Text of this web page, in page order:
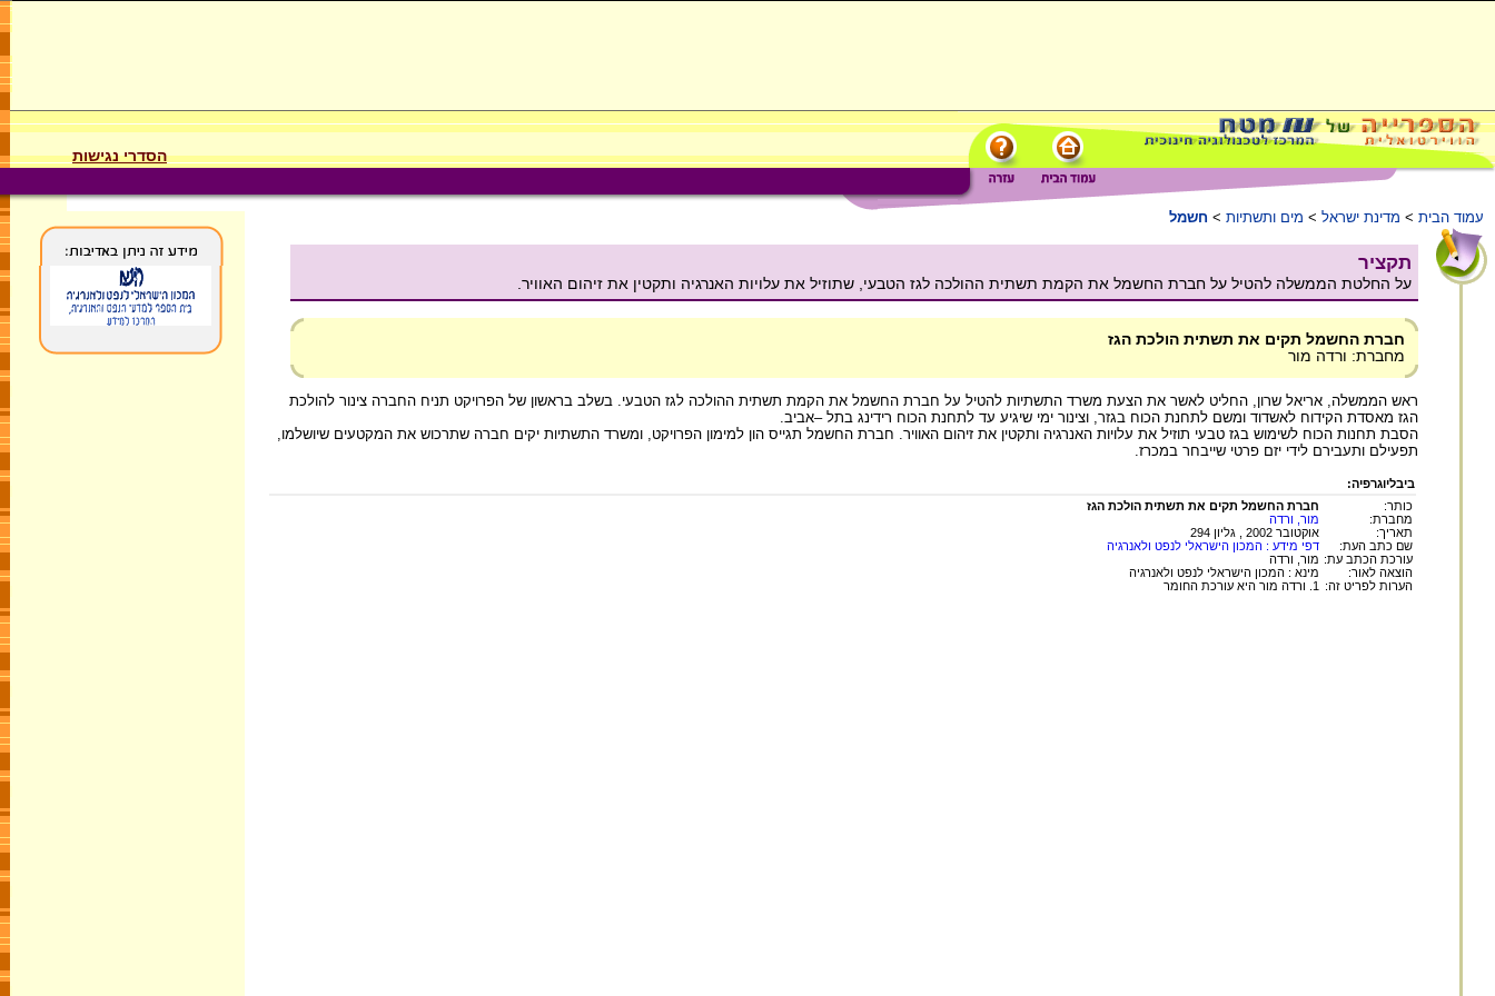
הסדרי נגישות
עמוד הבית > מדינת ישראל > מים ותשתיות > חשמל
תקציר
על החלטת הממשלה להטיל על חברת החשמל את הקמת תשתית ההולכה לגז הטבעי, שתוזיל את עלויות האנרגיה ותקטין את זיהום האוויר.
חברת החשמל תקים את תשתית הולכת הגז
מחברת: ורדה מור
ראש הממשלה, אריאל שרון, החליט לאשר את הצעת משרד התשתיות להטיל על חברת החשמל את הקמת תשתית ההולכה לגז הטבעי. בשלב בראשון של הפרויקט תניח החברה צינור להולכת
הגז מאסדת הקידוח לאשדוד ומשם לתחנת הכוח בגזר, וצינור ימי שיגיע עד לתחנת הכוח רידינג בתל –אביב.
הסבת תחנות הכוח לשימוש בגז טבעי תוזיל את עלויות האנרגיה ותקטין את זיהום האוויר. חברת החשמל תגייס הון למימון הפרויקט, ומשרד התשתיות יקים חברה שתרכוש את המקטעים שיושלמו,
תפעילם ותעבירם לידי יזם פרטי שייבחר במכרז.
ביבליוגרפיה:
כותר:
חברת החשמל תקים את תשתית הולכת הגז
מחברת:
מור, ורדה
תאריך:
אוקטובר 2002 , גליון 294
שם כתב העת:
דפי מידע : המכון הישראלי לנפט ולאנרגיה
עורכת הכתב עת: מור, ורדה
הוצאה לאור:
מינא : המכון הישראלי לנפט ולאנרגיה
הערות לפריט זה:
1. ורדה מור היא עורכת החומר